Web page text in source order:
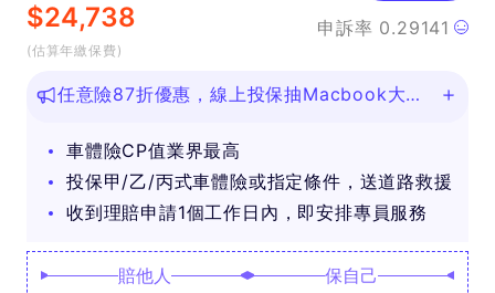
$24,738
(估算年繳保費)
申訴率 0.29141
任意險87折優惠，線上投保抽Macbook大
車體險CP值業界最高
投保甲/乙/丙式車體險或指定條件，送道路救援
收到理賠申請1個工作日內，即安排專員服務
賠他人 保自己